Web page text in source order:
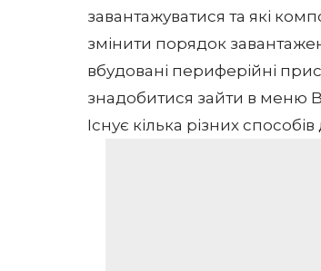
завантажуватися та які
змінити порядок
вбудовані периферійні
знадобитися зайти в меню
Існує кілька різних